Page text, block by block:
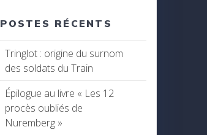
POSTES RÉCENTS
Tringlot : origine du surnom
des soldats du Train
Épilogue au livre « Les 12
procès oubliés de
Nuremberg »